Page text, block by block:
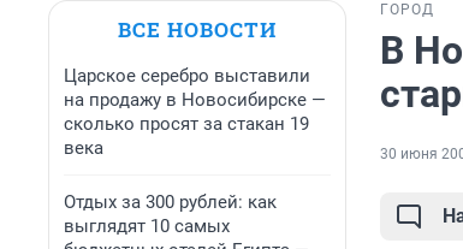
ВСЕ НОВОСТИ
Царское серебро выставили
на продажу в Новосибирске —
сколько просят за стакан 19
века
Отдых за 300 рублей: как
выглядят 10 самых
ГОРОД
В
30 июня